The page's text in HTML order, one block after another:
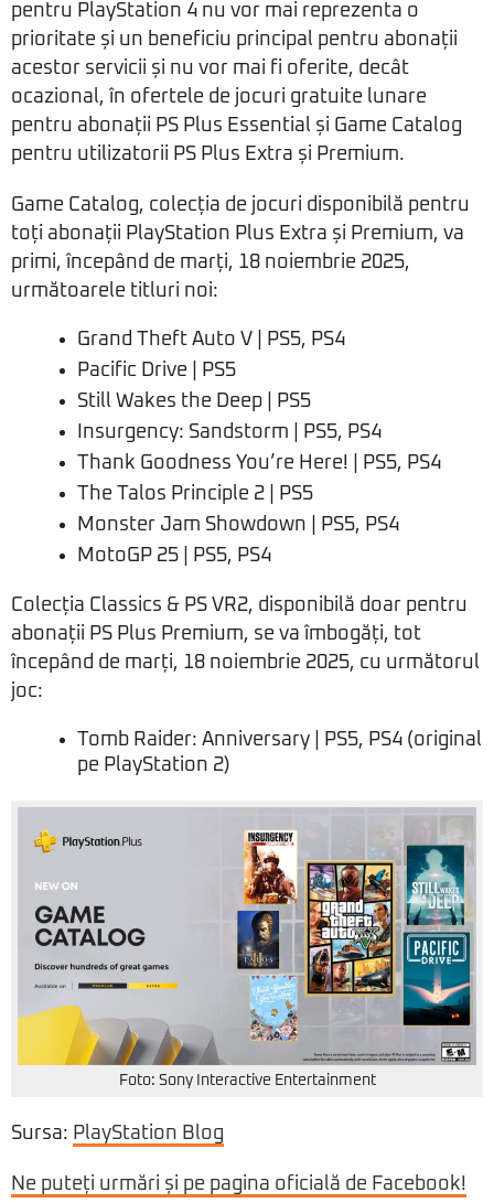
pentru PlayStation 4 nu vor mai reprezenta o
prioritate și un beneficiu principal pentru abonații
acestor servicii și nu vor mai fi oferite, decât
ocazional, în ofertele de jocuri gratuite lunare
pentru abonații PS Plus Essential și Game Catalog
pentru utilizatorii PS Plus Extra și Premium.
Game Catalog, colecția de jocuri disponibilă pentru
toți abonații PlayStation Plus Extra și Premium, va
primi, începând de marți, 18 noiembrie 2025,
următoarele titluri noi:
Grand Theft Auto V | PS5, PS4
Pacific Drive | PS5
Still Wakes the Deep | PS5
Insurgency: Sandstorm | PS5, PS4
Thank Goodness You’re Here! | PS5, PS4
The Talos Principle 2 | PS5
Monster Jam Showdown | PS5, PS4
MotoGP 25 | PS5, PS4
Colecția Classics & PS VR2, disponibilă doar pentru
abonații PS Plus Premium, se va îmbogăți, tot
începând de marți, 18 noiembrie 2025, cu următorul
joc:
Tomb Raider: Anniversary | PS5, PS4 (original
pe PlayStation 2)
Foto: Sony Interactive Entertainment
Sursa: PlayStation Blog
Ne puteți urmări și pe pagina oficială de Facebook!